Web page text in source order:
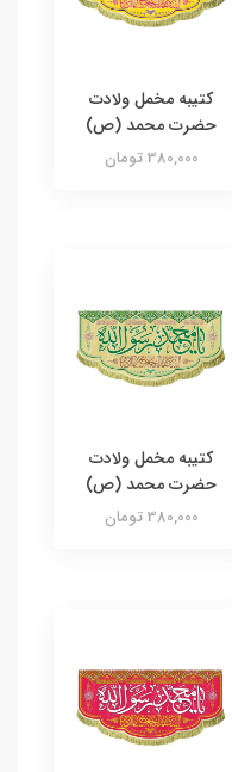
کتیبه مخمل ولادت
حضرت محمد (ص)
380,000 تومان
کتیبه مخمل ولادت
حضرت محمد (ص)
380,000 تومان